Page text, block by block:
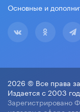
Основные и
2026 © Все права
Издается с 2003
Зарегистрировано